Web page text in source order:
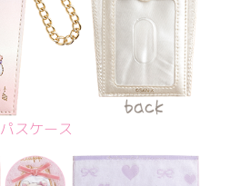
パスケース